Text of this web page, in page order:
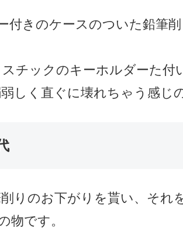
付きのケースのついた鉛筆削
チックのキーホルダーた付
しく直ぐに壊れちゃう感じ
りのお下がりを貰い、それ
物です。